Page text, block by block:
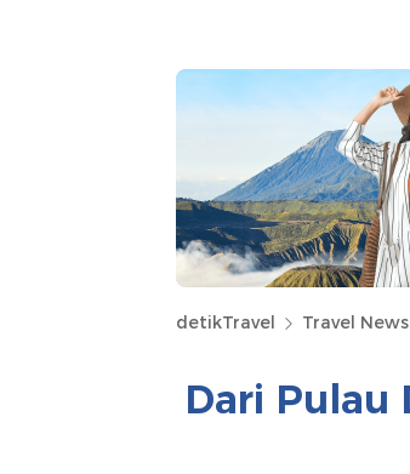
detikTravel Travel News
Dari Pulau